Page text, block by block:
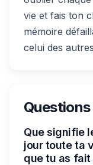
vie et fais ton
mémoire
celui des
Que signifie
jour toute ta
que tu as fait